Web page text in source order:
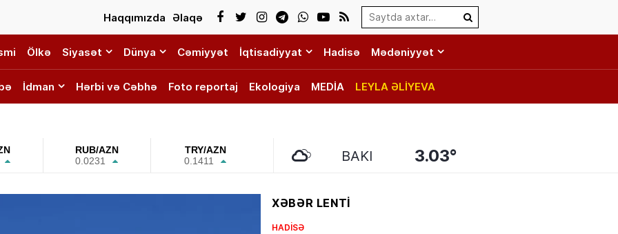
Search…
Haqqımızda Əlaqə
Ölkə Siyasət Dünya Cəmiyyət İqtisadiyyat Hadisə Mədəniyyət
İdman Hərbi və Cəbhə Foto reportaj Ekologiya MEDİA LEYLA ƏLİYEVA
RUB/AZN
0.0231
TRY/AZN
0.1411
BAKI 3.03°
XƏBƏR LENTİ
HADISƏ